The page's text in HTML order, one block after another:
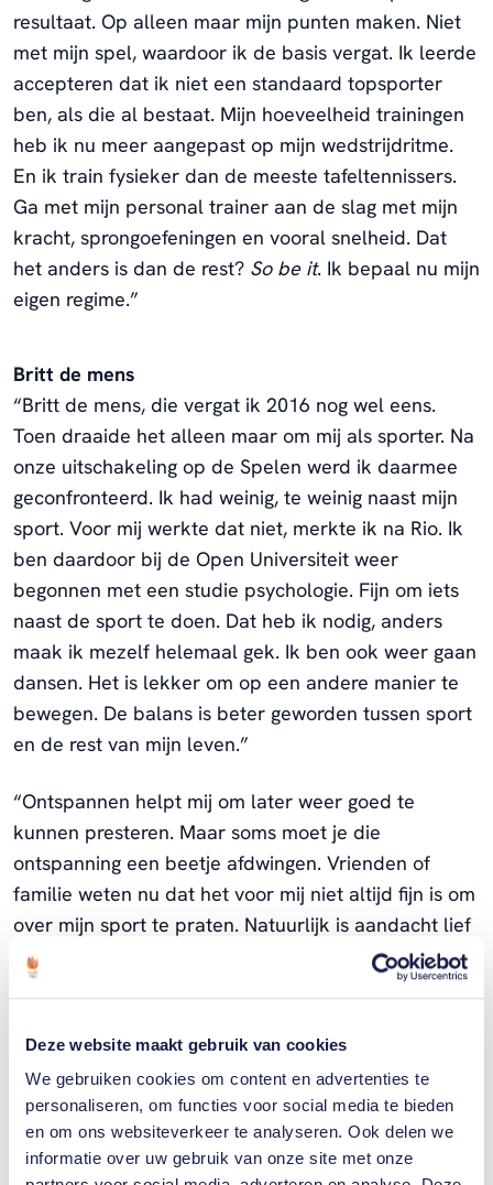
Deze website maakt gebruik van cookies
We gebruiken cookies om content en advertenties te
personaliseren, om functies voor social media te bieden
en om ons websiteverkeer te analyseren. Ook delen we
informatie over uw gebruik van onze site met onze
resultaat. Op alleen maar mijn punten maken. Niet
met mijn spel, waardoor ik de basis vergat. Ik leerde
accepteren dat ik niet een standaard topsporter
ben, als die al bestaat. Mijn hoeveelheid trainingen
heb ik nu meer aangepast op mijn wedstrijdritme.
En ik train fysieker dan de meeste tafeltennissers.
Ga met mijn personal trainer aan de slag met mijn
kracht, sprongoefeningen en vooral snelheid. Dat
het anders is dan de rest? So be it. Ik bepaal nu mijn
eigen regime.”
Britt de mens
“Britt de mens, die vergat ik 2016 nog wel eens.
Toen draaide het alleen maar om mij als sporter. Na
onze uitschakeling op de Spelen werd ik daarmee
geconfronteerd. Ik had weinig, te weinig naast mijn
sport. Voor mij werkte dat niet, merkte ik na Rio. Ik
ben daardoor bij de Open Universiteit weer
begonnen met een studie psychologie. Fijn om iets
naast de sport te doen. Dat heb ik nodig, anders
maak ik mezelf helemaal gek. Ik ben ook weer gaan
dansen. Het is lekker om op een andere manier te
bewegen. De balans is beter geworden tussen sport
en de rest van mijn leven.”
“Ontspannen helpt mij om later weer goed te
kunnen presteren. Maar soms moet je die
ontspanning een beetje afdwingen. Vrienden of
familie weten nu dat het voor mij niet altijd fijn is om
over mijn sport te praten. Natuurlijk is aandacht lief
en leuk. Maar op een gegeven moment is het ook
fijn om gewoon een mens te zijn. Gewoon een
of familie.”
Gerelateerde sporters